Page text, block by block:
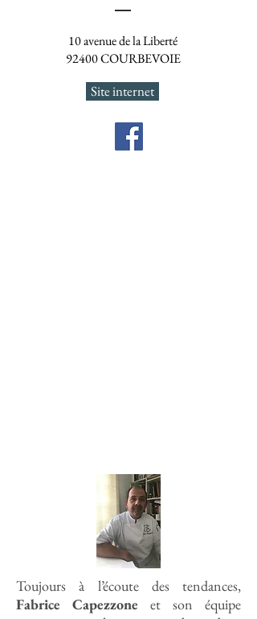
10 avenue de la Liberté
92400 COURBEVOIE
Site internet
Toujours à l’écoute des tendances,
Fabrice Capezzone et son équipe